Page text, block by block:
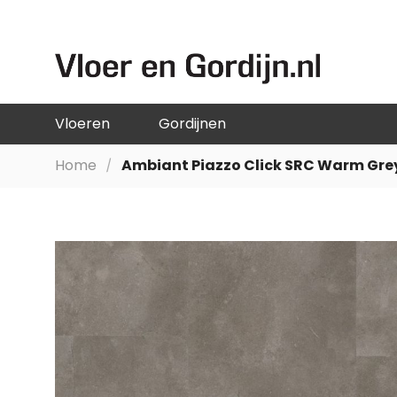
DE
INHOUD
Vloeren Gordijnen
Home Ambiant Piazzo Click SRC Warm
einde
de
gallerij